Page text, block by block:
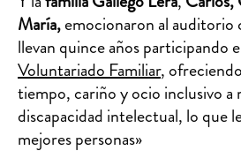
María,emocionaron al
llevan quince años participando
Voluntariado Familiar,
tiempo, cariño y ocio inclusivo a
discapacidad intelectual, lo que
mejores personas»